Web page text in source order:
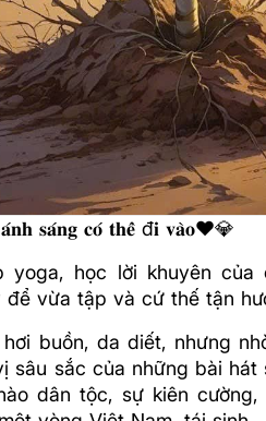
𝐬𝐚́𝐧𝐠 𝐜𝐨́ 𝐭𝐡𝐞̂̉ đ𝐢 𝐯𝐚̀𝐨❤️💎
yoga, học lời khuyên của
để vừa tập và cứ thế tận
buồn, da diết, nhưng
sâu sắc của những bài
dân tộc, sự kiên